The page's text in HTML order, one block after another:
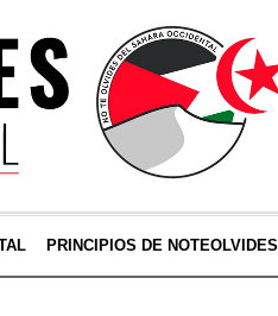
PRINCIPIOS DE NOTEOLVIDES